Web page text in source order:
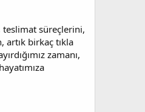
teslimat süreçlerini,
birkaç tıkla
zamanı,